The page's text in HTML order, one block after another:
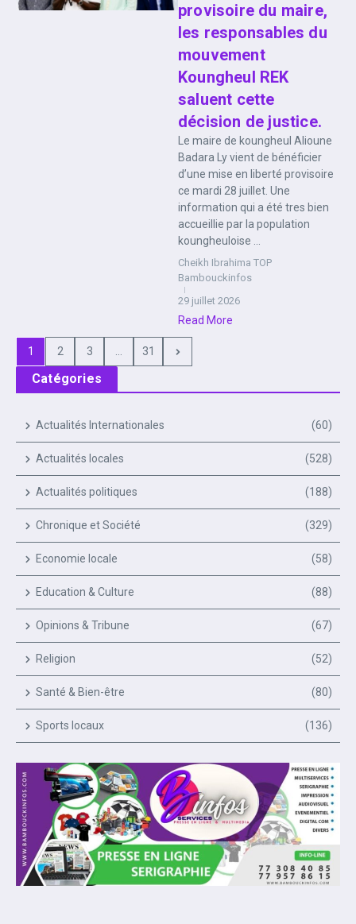
provisoire du maire,
les responsables du
mouvement
Koungheul REK
saluent cette
décision de justice.
Le maire de koungheul Alioune
Badara Ly vient de bénéficier
d’une mise en liberté provisoire
ce mardi 28 juillet. Une
information qui a été tres bien
accueillie par la population
koungheuloise ...
Cheikh Ibrahima TOP
Bambouckinfos
29 juillet 2026
Read More
1 2 3 ... 31
Catégories
Actualités Internationales (60)
Actualités locales (528)
Actualités politiques (188)
Chronique et Société (329)
Economie locale (58)
Education & Culture (88)
Opinions & Tribune (67)
Religion (52)
Santé & Bien-être (80)
Sports locaux (136)